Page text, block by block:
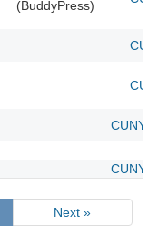
(BuddyPress)
CUNY
CUNY
Next »